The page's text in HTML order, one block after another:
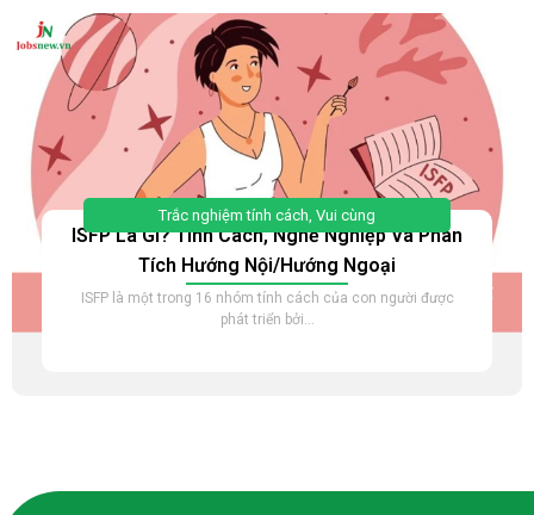
Trắc nghiệm tính cách, Vui cùng
ISFP Là Gì? Tính Cách, Nghề Nghiệp Và Phân
Tích Hướng Nội/hướng Ngoại
ISFP là một trong 16 nhóm tính cách của con người được
phát triển bởi...